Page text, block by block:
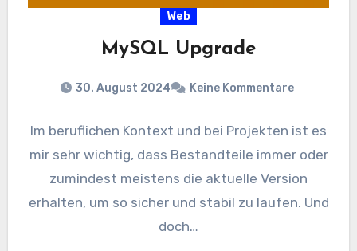
Web
MySQL Upgrade
30. August 2024 Keine Kommentare
Im beruflichen Kontext und bei Projekten ist es
mir sehr wichtig, dass Bestandteile immer oder
zumindest meistens die aktuelle Version
erhalten, um so sicher und stabil zu laufen. Und
doch…